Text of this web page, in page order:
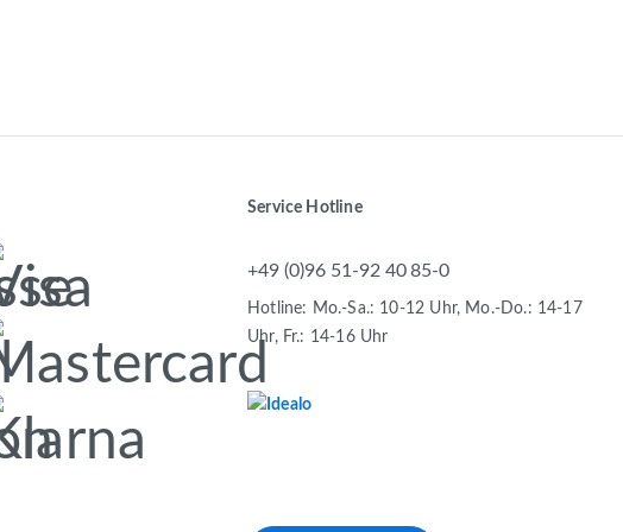
Service Hotline
+49 (0)96 51-92 40 85-0
Hotline: Mo.-Sa.: 10-12 Uhr, Mo.-Do.: 14-17
Uhr, Fr.: 14-16 Uhr